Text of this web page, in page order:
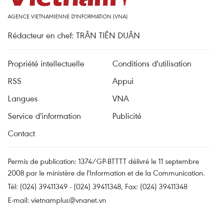
AGENCE VIETNAMIENNE D'INFORMATION (VNA)
Rédacteur en chef: TRÂN TIÊN DUÂN
Propriété intellectuelle
Conditions d'utilisation
RSS
Appui
Langues
VNA
Service d'information
Publicité
Contact
Permis de publication: 1374/GP-BTTTT délivré le 11 septembre
2008 par le ministère de l'Information et de la Communication.
Tél: (024) 39411349 - (024) 39411348, Fax: (024) 39411348
E-mail: vietnamplus@vnanet.vn